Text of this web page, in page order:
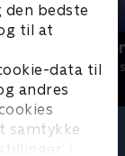
bedste
til at
data til
andres
samtykke
i
Olly og
Børneserier • 1